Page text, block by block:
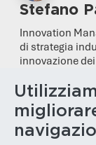
Stefano
Innovation
di strategia
innovazione
Altri articoli di